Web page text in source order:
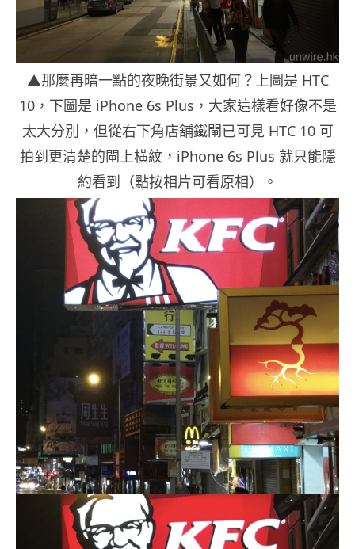
▲那麼再暗一點的夜晚街景又如何？上圖是 HTC
10，下圖是 iPhone 6s Plus，大家這樣看好像不是
太大分別，但從右下角店舖鐵閘已可見 HTC 10 可
拍到更清楚的閘上橫紋，iPhone 6s Plus 就只能隱
約看到（點按相片可看原相）。